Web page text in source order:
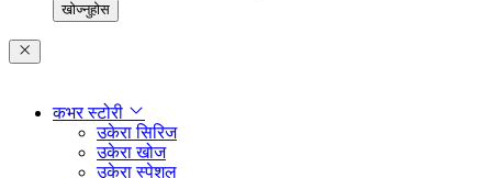
खोज्नुहोस
कभर स्टोरी
उकेरा सिरिज
उकेरा खोज
उकेरा स्पेशल